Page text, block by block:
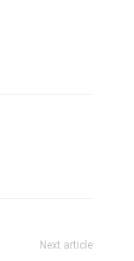
Next article